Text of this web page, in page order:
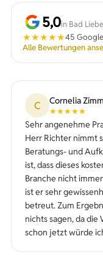
5,0in Bad
★★★★★45
Alle Bewertungen
C Cornelia
★★★★★
Sehr angenehme
Herr Richter nimmt
Beratungs- und
ist, dass dieses
Branche nicht
ist er sehr
betreut. Zum
nichts sagen, da
schon jetzt würde